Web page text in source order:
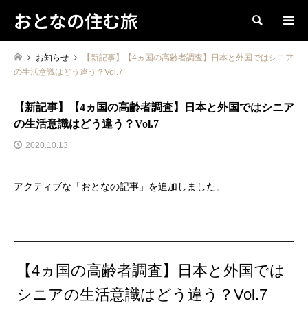
おとなの住む旅 検索
お知らせ
【新記事】【4ヵ国の高齢者調査】日本と外国ではシニア
の生活意識はどう違う？Vol.7
【新記事】【4ヵ国の高齢者調査】日本と外国ではシニア
の生活意識はどう違う？Vol.7
2020.10.13
アクティブな「おとなの記事」を追加しました。
【4ヵ国の高齢者調査】日本と外国では
シニアの生活意識はどう違う？Vol.7